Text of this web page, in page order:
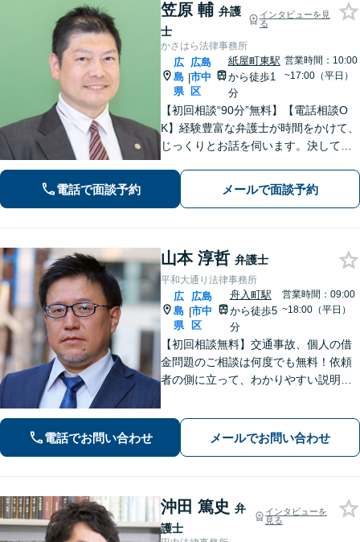
笠原 輔 弁護
士
インタビューを見
る
かさはら法律事務所
広
島
県
|
広島
市中
区
紙屋町東駅
から徒歩1
分
営業時間：10:00
~17:00（平日）
【初回相談“90分”無料】【電話相談O
K】経験豊富な弁護士が時間をかけて、
じっくりとお話を伺います。決して怒
い」お気持ちに寄り添います。皆さま
の未来を明るくするために、誠心誠意
電話で面談予約 メールで面談予約
山本 淳哲 弁護士
平和大通り法律事務所
広
島
県
|
広島
市中
区
舟入町駅
から徒歩5
分
営業時間：09:00
~18:00（平日）
【初回相談無料】交通事故、個人の借
金問題のご相談は何度でも無料！依頼
者の側に立って、わかりやすい説明を
軽にご相談ください【WEB面談可】
【広島電鉄舟入町駅・土橋駅徒歩5分】
電話でお問い合わせ メールでお問い合わせ
沖田 篤史 弁
護士
インタビューを
見る